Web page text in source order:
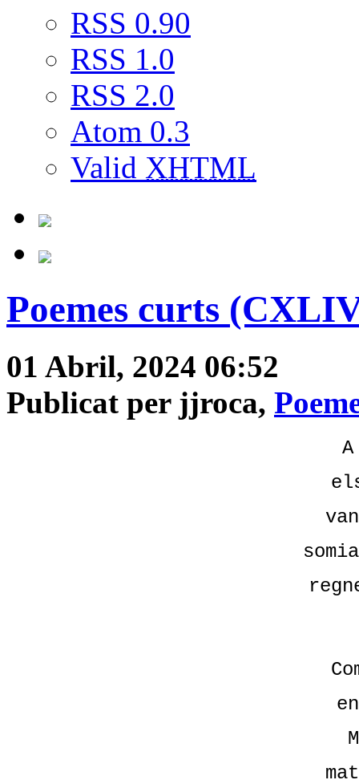
RSS 0.90
RSS 1.0
RSS 2.0
Atom 0.3
Valid XHTML
Poemes curts
01 Abril, 2024 06:52
Publicat per jjroca,